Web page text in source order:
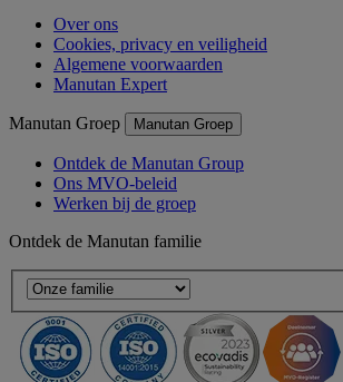
Over ons
Cookies, privacy en veiligheid
Algemene voorwaarden
Manutan Expert
Manutan Groep Manutan Groep
Ontdek de Manutan Group
Ons MVO-beleid
Werken bij de groep
Ontdek de Manutan familie